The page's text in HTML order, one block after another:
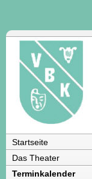
Startseite
Das Theater
Terminkalender